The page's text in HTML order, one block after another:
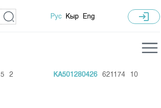
Рус Кыр Eng login
2 KA501280426 621174 10